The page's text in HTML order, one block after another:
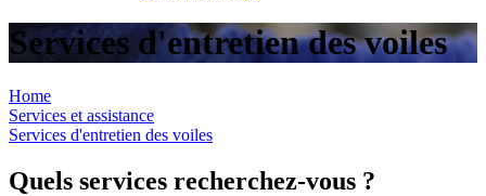
Services d'entretien des voiles
Home
Services et assistance
Services d'entretien des voiles
Quels services recherchez-vous ?